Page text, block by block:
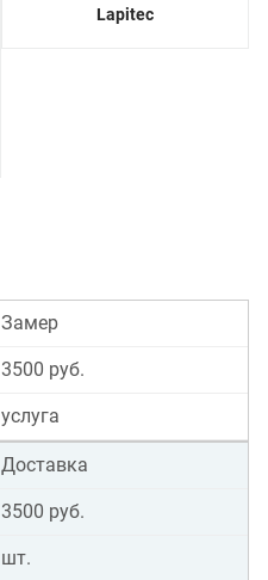
Lapitec
Замер
3500 руб.
услуга
Доставка
3500 руб.
шт.